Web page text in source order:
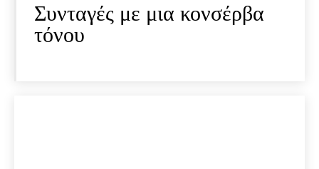
Συνταγές με μια κονσέρβα
τόνου